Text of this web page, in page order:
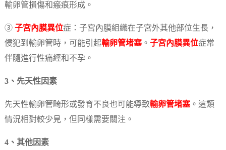
輸卵管損傷和瘢痕形成。
③ 子宮內膜異位症：子宮內膜組織在子宮外其他部位生長，
侵犯到輸卵管時，可能引起輸卵管堵塞。 子宮內膜異位症常
伴隨進行性痛經和不孕。
3、先天性因素
先天性輸卵管畸形或發育不良也可能導致輸卵管堵塞。這類
情況相對較少見，但同樣需要關注。
4、其他因素